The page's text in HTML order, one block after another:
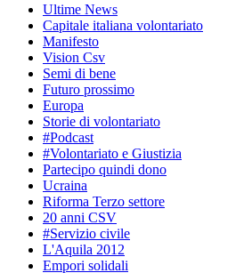
Ultime News
Capitale italiana volontariato
Manifesto
Vision Csv
Semi di bene
Futuro prossimo
Europa
Storie di volontariato
#Podcast
#Volontariato e Giustizia
Partecipo quindi dono
Ucraina
Riforma Terzo settore
20 anni CSV
#Servizio civile
L'Aquila 2012
Empori solidali